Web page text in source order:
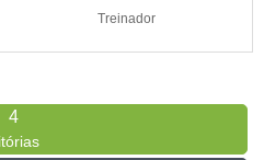
Treinador
4